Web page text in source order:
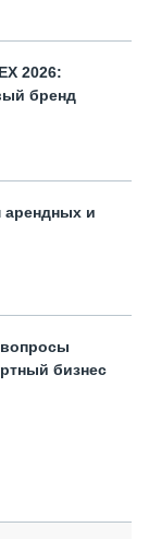
2026:
бренд
и
вопросы
бизнес